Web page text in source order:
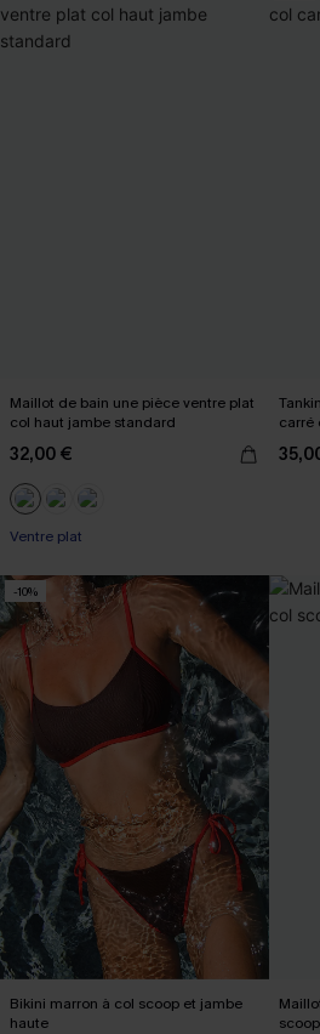
Maillot de bain une pièce ventre plat
col haut jambe standard
32,00 €
Ventre plat
carré
-10%
Bikini marron à col scoop et jambe
haute
scoop